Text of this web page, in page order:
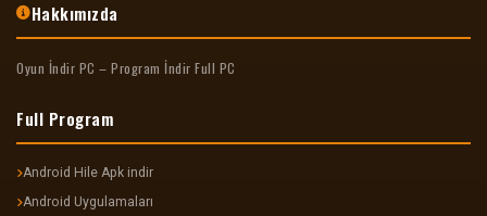
Hakkımızda
Oyun İndir PC – Program İndir Full PC
Full Program
Android Hile Apk indir
Android Uygulamaları